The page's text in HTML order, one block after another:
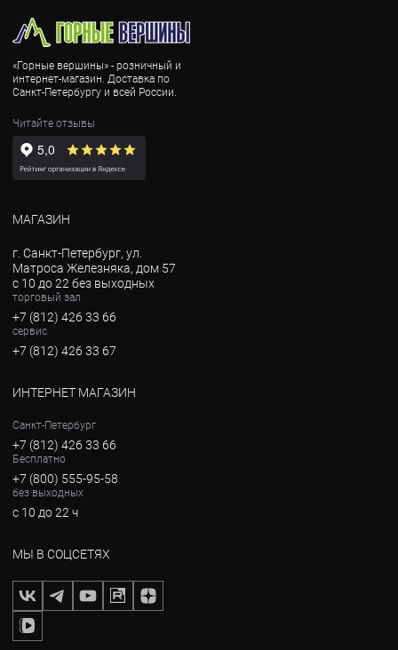
«Горные вершины» - розничный и
интернет-магазин. Доставка по
Санкт-Петербургу и всей России.
Читайте отзывы
МАГАЗИН
г. Санкт-Петербург, ул.
Матроса Железняка, дом 57
с 10 до 22 без выходных
торговый зал
+7 (812) 426 33 66
сервис
+7 (812) 426 33 67
ИНТЕРНЕТ МАГАЗИН
Санкт-Петербург
+7 (812) 426 33 66
Бесплатно
+7 (800) 555-95-58
без выходных
с 10 до 22 ч
МЫ В СОЦСЕТЯХ